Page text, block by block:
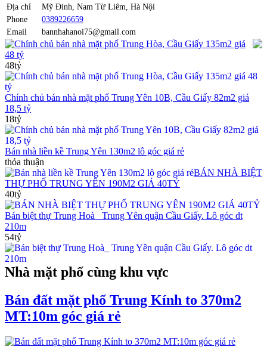
Địa chỉ
Mỹ Đinh, Nam Từ Liêm, Hà Nội
Phone
0389226659
Email
bannhahanoi75@gmail.com
Chính chủ bán nhà mặt phố Trung Hòa, Cầu Giấy 135m2 giá
48 tỷ
48tỷ
Chính chủ bán nhà mặt phố Trung Yên 10B, Cầu Giấy 82m2 giá
18,5 tỷ
18tỷ
Bán nhà liền kề Trung Yên 130m2 lô góc giá rẻ
thỏa thuận
BÁN NHÀ BIỆT
THỰ PHỐ TRUNG YÊN 190M2 GIÁ 40TỶ
40tỷ
Bán biệt thự Trung Hoà_ Trung Yên quận Cầu Giấy. Lô góc dt
210m
54tỷ
Nhà mặt phố cùng khu vực
Bán đất mặt phố Trung Kính to 370m2
MT:10m góc giá rẻ